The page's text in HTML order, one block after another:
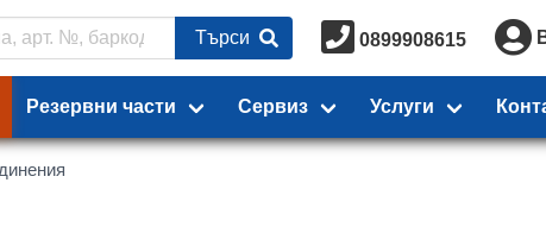
Търси 0899908615
Резервни части Сервиз Услуги